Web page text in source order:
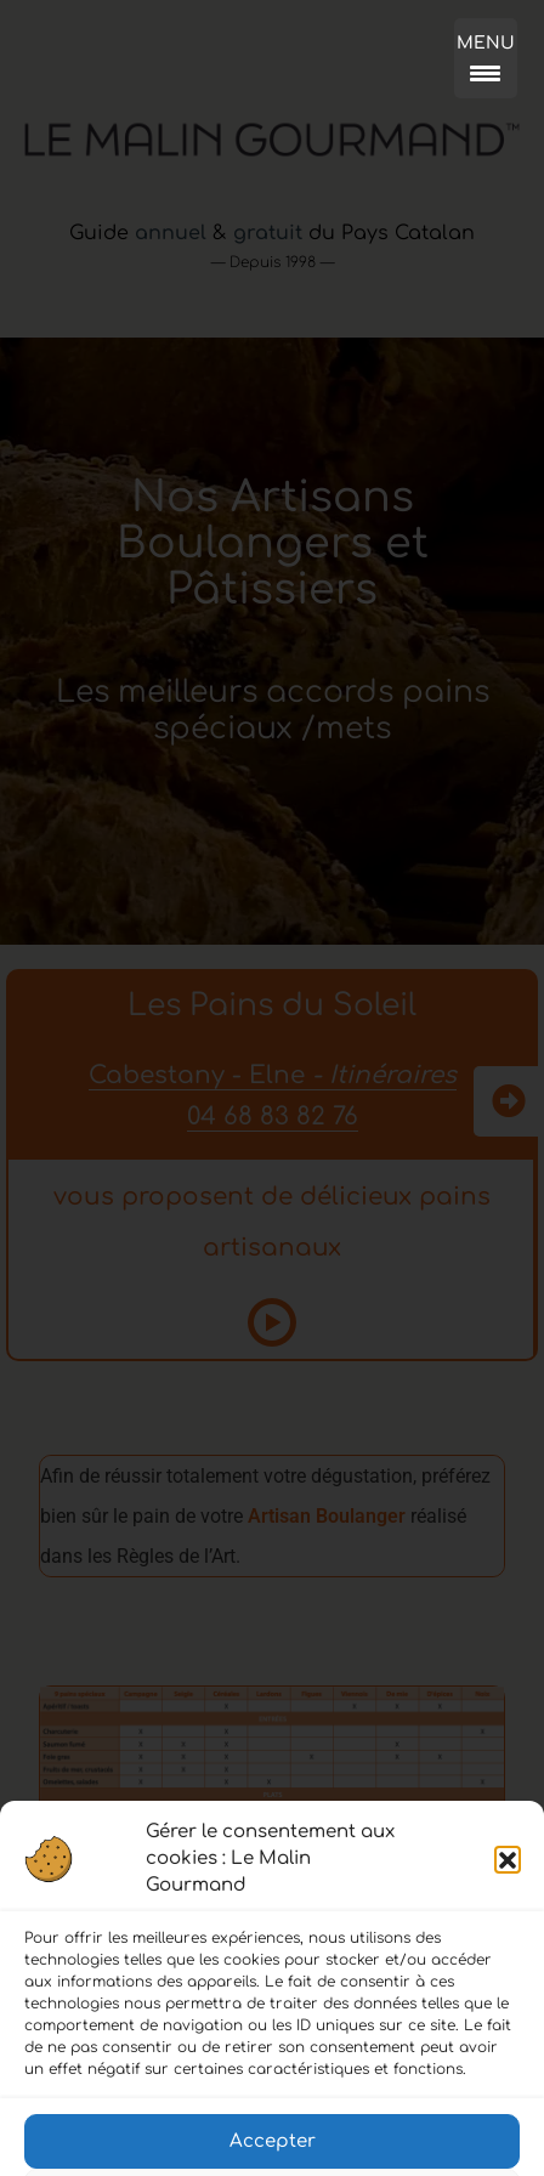
Gérer le consentement aux
cookies : Le Malin
Gourmand
Pour offrir les meilleures expériences, nous utilisons des
technologies telles que les cookies pour stocker et/ou accéder
aux informations des appareils. Le fait de consentir à ces
technologies nous permettra de traiter des données telles que le
comportement de navigation ou les ID uniques sur ce site. Le fait
de ne pas consentir ou de retirer son consentement peut avoir
un effet négatif sur certaines caractéristiques et fonctions.
Accepter
MENU
Guide annuel & gratuit du Pays Catalan
— Depuis 1998 —
Nos Artisans
Boulangers et
Pâtissiers
Les meilleurs accords pains
spéciaux /mets
Les Pains du Soleil
Cabestany - Elne - Itinéraires
04 68 83 82 76
vous proposent de délicieux pains
artisanaux
Afin de réussir totalement votre dégustation, préférez
bien sûr le pain de votre Artisan Boulanger réalisé
dans les Règles de l’Art.
LIENS :
Accueil